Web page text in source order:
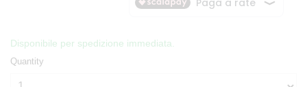
Disponibile per spedizione immediata.
Quantity